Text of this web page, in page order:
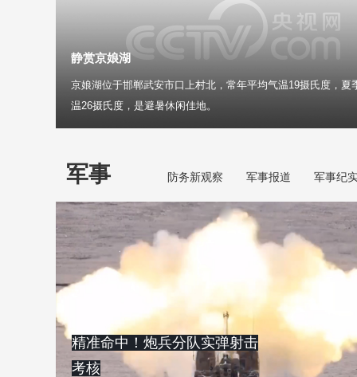
静赏京娘湖
京娘湖位于邯郸武安市口上村北，常年平均气温19摄氏度，夏
温26摄氏度，是避暑休闲佳地。
军事 防务新观察 军事报道 军事纪
精准命中！炮兵分队实弹射击
考核